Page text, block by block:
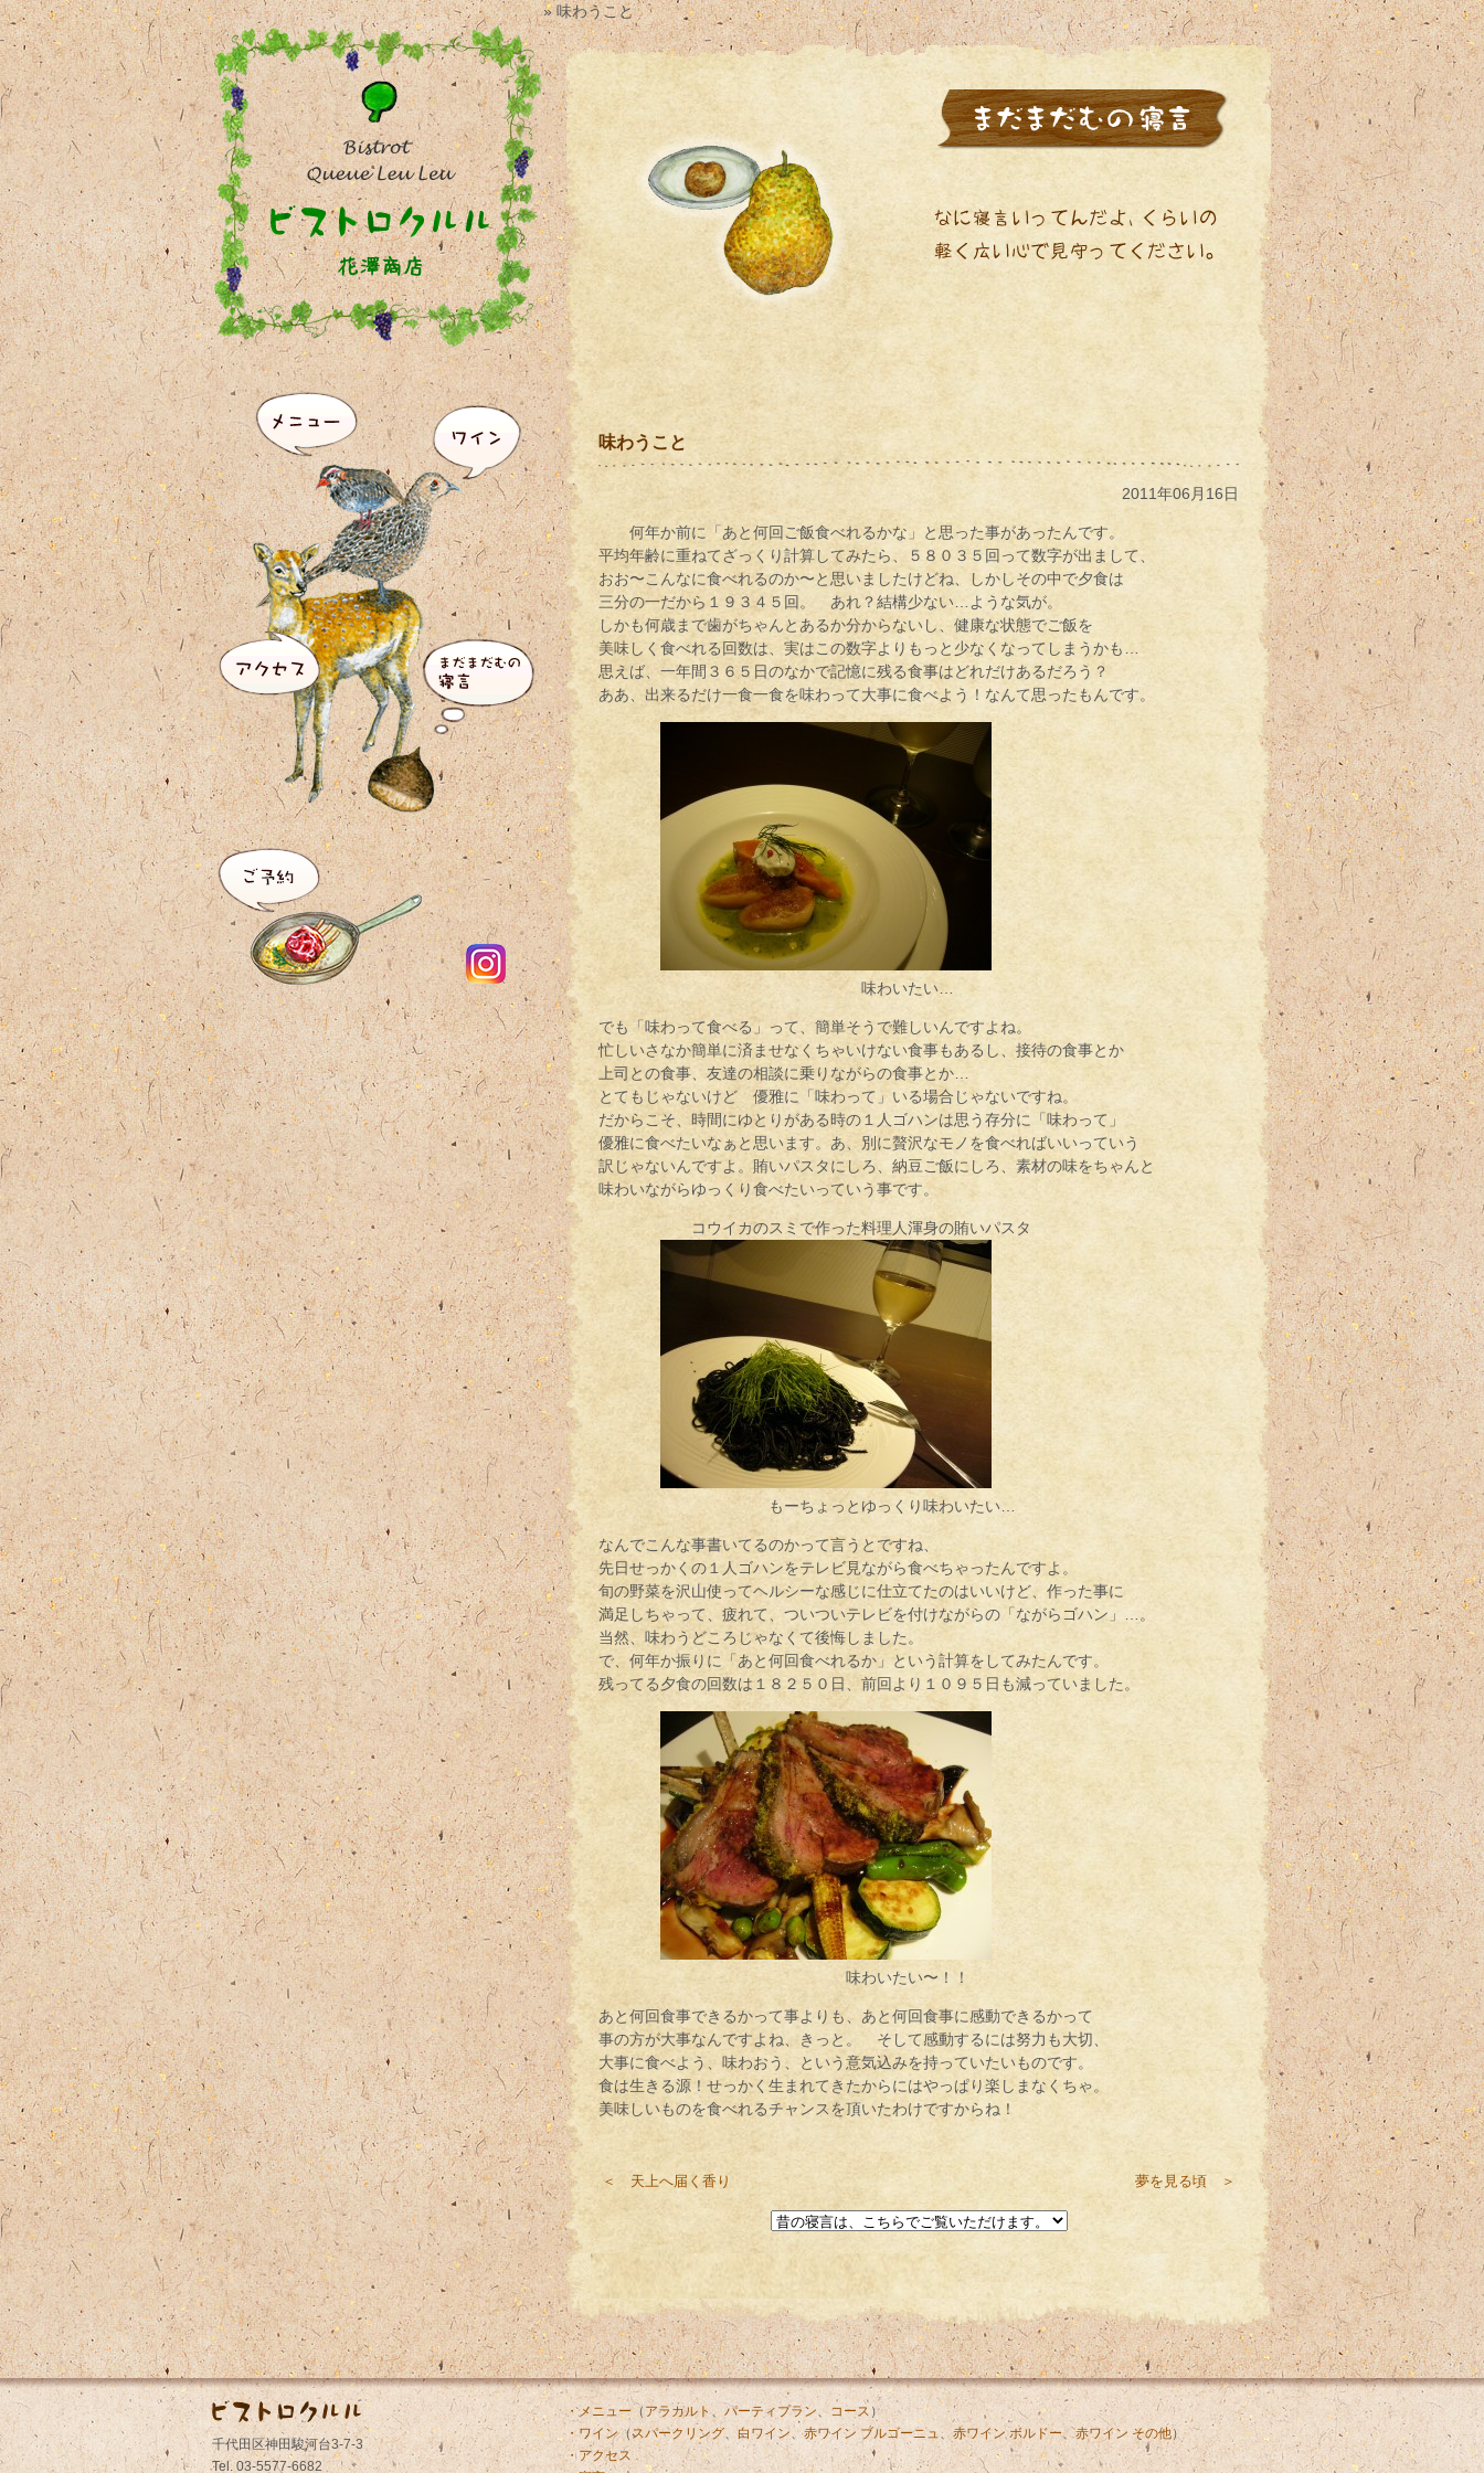
» 味わうこと
味わうこと
2011年06月16日
何年か前に「あと何回ご飯食べれるかな」と思った事があったんです。
平均年齢に重ねてざっくり計算してみたら、５８０３５回って数字が出まして、
おお〜こんなに食べれるのか〜と思いましたけどね、しかしその中で夕食は
三分の一だから１９３４５回。 あれ？結構少ない…ような気が。
しかも何歳まで歯がちゃんとあるか分からないし、健康な状態でご飯を
美味しく食べれる回数は、実はこの数字よりもっと少なくなってしまうかも…
思えば、一年間３６５日のなかで記憶に残る食事はどれだけあるだろう？
ああ、出来るだけ一食一食を味わって大事に食べよう！なんて思ったもんです。
味わいたい…
でも「味わって食べる」って、簡単そうで難しいんですよね。
忙しいさなか簡単に済ませなくちゃいけない食事もあるし、接待の食事とか
上司との食事、友達の相談に乗りながらの食事とか…
とてもじゃないけど 優雅に「味わって」いる場合じゃないですね。
だからこそ、時間にゆとりがある時の１人ゴハンは思う存分に「味わって」
優雅に食べたいなぁと思います。あ、別に贅沢なモノを食べればいいっていう
訳じゃないんですよ。賄いパスタにしろ、納豆ご飯にしろ、素材の味をちゃんと
味わいながらゆっくり食べたいっていう事です。
コウイカのスミで作った料理人渾身の賄いパスタ
もーちょっとゆっくり味わいたい…
なんでこんな事書いてるのかって言うとですね、
先日せっかくの１人ゴハンをテレビ見ながら食べちゃったんですよ。
旬の野菜を沢山使ってヘルシーな感じに仕立てたのはいいけど、作った事に
満足しちゃって、疲れて、ついついテレビを付けながらの「ながらゴハン」…。
当然、味わうどころじゃなくて後悔しました。
で、何年か振りに「あと何回食べれるか」という計算をしてみたんです。
残ってる夕食の回数は１８２５０日、前回より１０９５日も減っていました。
味わいたい〜！！
あと何回食事できるかって事よりも、あと何回食事に感動できるかって
事の方が大事なんですよね、きっと。 そして感動するには努力も大切、
大事に食べよう、味わおう、という意気込みを持っていたいものです。
食は生きる源！せっかく生まれてきたからにはやっぱり楽しまなくちゃ。
美味しいものを食べれるチャンスを頂いたわけですからね！
＜ 天上へ届く香り 夢を見る頃 ＞
千代田区神田駿河台3-7-3
Tel. 03-5577-6682
・メニュー （ アラカルト 、 パーティプラン、 コース ）
・ワイン（スパークリング、 白ワイン、赤ワイン ブルゴーニュ、 赤ワイン ボルドー、赤ワイン その他）
・アクセス